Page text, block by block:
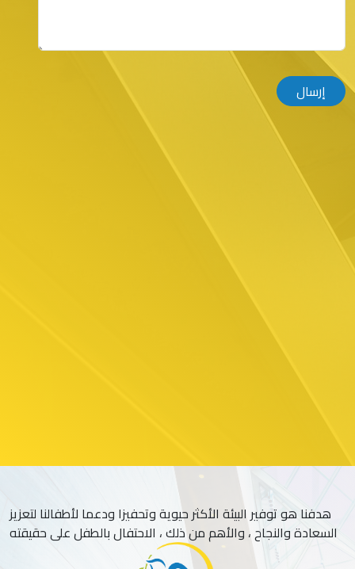
إرسال
هدفنا هو توفير البيئة الأكثر حيوية وتحفيزا ودعما لأطفالنا لتعزيز
السعادة والنجاح ، والأهم من ذلك ، الاحتفال بالطفل على حقيقته